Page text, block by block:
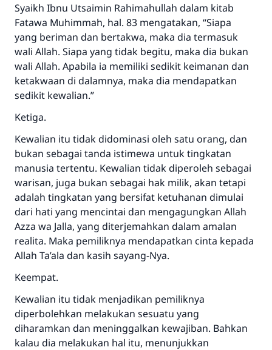
Syaikh Ibnu Utsaimin Rahimahullah dalam kitab
Fatawa Muhimmah, hal. 83 mengatakan, “Siapa
yang beriman dan bertakwa, maka dia termasuk
wali Allah. Siapa yang tidak begitu, maka dia bukan
wali Allah. Apabila ia memiliki sedikit keimanan dan
ketakwaan di dalamnya, maka dia mendapatkan
sedikit kewalian.”
Ketiga.
Kewalian itu tidak didominasi oleh satu orang, dan
bukan sebagai tanda istimewa untuk tingkatan
manusia tertentu. Kewalian tidak diperoleh sebagai
warisan, juga bukan sebagai hak milik, akan tetapi
adalah tingkatan yang bersifat ketuhanan dimulai
dari hati yang mencintai dan mengagungkan Allah
Azza wa Jalla, yang diterjemahkan dalam amalan
realita. Maka pemiliknya mendapatkan cinta kepada
Allah Ta’ala dan kasih sayang-Nya.
Keempat.
Kewalian itu tidak menjadikan pemiliknya
diperbolehkan melakukan sesuatu yang
diharamkan dan meninggalkan kewajiban. Bahkan
kalau dia melakukan hal itu, menunjukkan